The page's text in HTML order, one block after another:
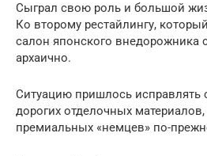
Сыграл свою роль и большой
Ко второму рестайлингу,
салон японского внедорожника
архаично.
Ситуацию пришлось
дорогих отделочных
премиальных «немцев» по-